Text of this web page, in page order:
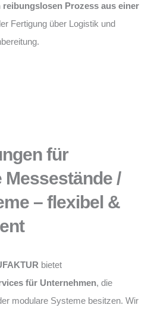
reibungslosen Prozess aus einer
Fertigung über Logistik und
für
Messestände /
– flexibel &
bietet
für Unternehmen, die
modulare Systeme besitzen. Wir